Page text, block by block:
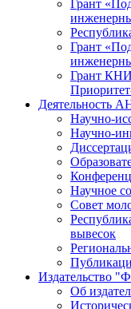
Грант
Грант
Грант
Деятельность
Научно-
Научно-
Научное
Совет
вывесок
Издательство
Об